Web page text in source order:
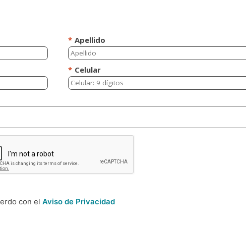
* Apellido
* Celular
con el Aviso de Privacidad